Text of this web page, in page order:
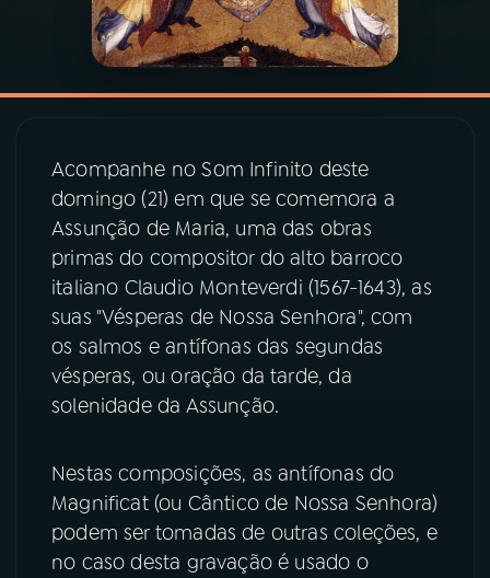
PODCASTS
06VIDEOCASTS
07ÚLTIMAS
08 PRÊMIO RÁDIO MEC
ACOMPANHE A RÁDIO MEC
YouTube Facebook
TikTok
Acompanhe no Som Infinito deste
domingo (21) em que se comemora a
Assunção de Maria, uma das obras
primas do compositor do alto barroco
italiano Claudio Monteverdi (1567-1643), as
suas "Vésperas de Nossa Senhora", com
os salmos e antífonas das segundas
vésperas, ou oração da tarde, da
solenidade da Assunção.
Nestas composições, as antífonas do
Magnificat (ou Cântico de Nossa Senhora)
podem ser tomadas de outras coleções, e
no caso desta gravação é usado o